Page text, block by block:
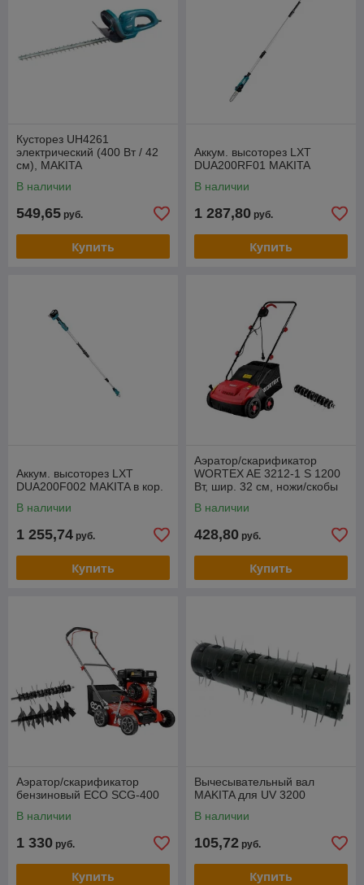
Кусторез UH4261
электрический (400 Вт / 42
см), MAKITA
В наличии
549,65 руб.
Купить
Аккум. высоторез LXT
DUA200RF01 MAKITA
В наличии
1 287,80 руб.
Купить
Аккум. высоторез LXT
DUA200F002 MAKITA в кор.
В наличии
1 255,74 руб.
Купить
Аэратор/скарификатор
WORTEX AE 3212-1 S 1200
Вт, шир. 32 см, ножи/скобы
В наличии
428,80 руб.
Купить
Аэратор/скарификатор
бензиновый ECO SCG-400
В наличии
1 330 руб.
Купить
Вычесывательный вал
MAKITA для UV 3200
В наличии
105,72 руб.
Купить